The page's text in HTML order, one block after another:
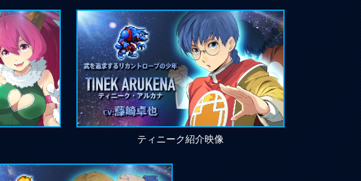
ティニーク紹介映像